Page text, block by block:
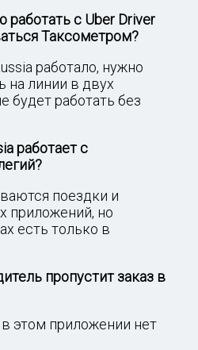
с Uber Driver
Таксометром?
работало, нужно
на линии в двух
будет работать без
работает с
поездки и
приложений, но
есть только в
пропустит заказ в
этом приложении нет